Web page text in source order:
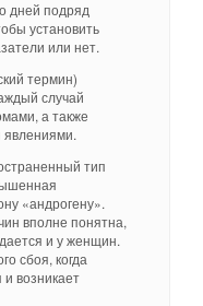
дней подряд
установить
или нет.
термин)
случай
а также
тип
«андрогену».
вполне понятна,
и у женщин.
сбоя, когда
возникает